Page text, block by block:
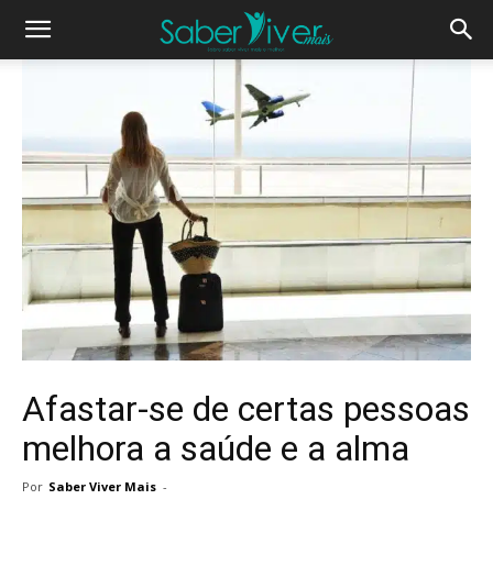
Afastar-se de certas pessoas
melhora a saúde e a alma
Por Saber Viver Mais -